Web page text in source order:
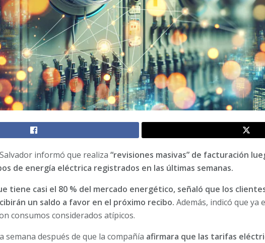
informó que realiza “revisiones masivas” de facturación
de energía eléctrica registrados en las últimas semanas.
tiene casi el 80 % del mercado energético, señaló que los
un saldo a favor en el próximo recibo. Además, indicó que ya
consumos considerados atípicos.
semana después de que la compañía afirmara que las tarifas